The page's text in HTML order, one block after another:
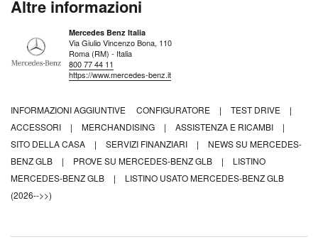
Altre informazioni
Mercedes Benz Italia
Via Giulio Vincenzo Bona, 110
Roma (RM) - Italia
800 77 44 11
https://www.mercedes-benz.it
INFORMAZIONI AGGIUNTIVE CONFIGURATORE | TEST DRIVE
|
ACCESSORI
| MERCHANDISING | ASSISTENZA E RICAMBI
|
SITO DELLA CASA
| SERVIZI FINANZIARI |
NEWS SU MERCEDES-
BENZ GLB
| PROVE SU MERCEDES-BENZ GLB |
LISTINO
MERCEDES-BENZ GLB
|
LISTINO USATO MERCEDES-BENZ GLB
(2026-->>)